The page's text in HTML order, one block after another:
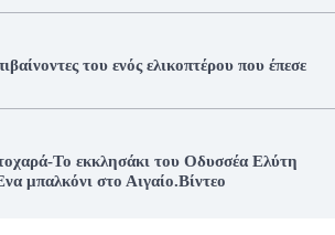
του ενός ελικοπτέρου που έπεσε
Το εκκλησάκι του Οδυσσέα Ελύτη
μπαλκόνι στο Αιγαίο.Βίντεο